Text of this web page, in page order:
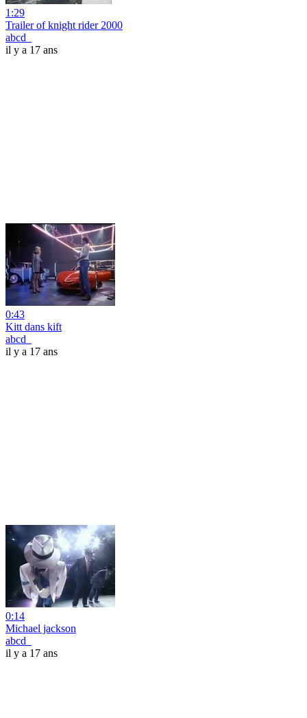
1:29
Trailer of knight rider 2000
abcd_
il y a 17 ans
0:43
Kitt dans kift
abcd_
il y a 17 ans
0:14
Michael jackson
abcd_
il y a 17 ans